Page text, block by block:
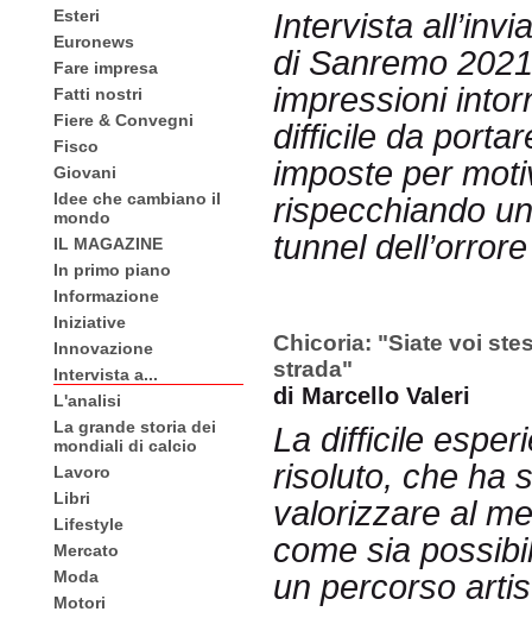
Esteri
Euronews
Fare impresa
Fatti nostri
Fiere & Convegni
Fisco
Giovani
Idee che cambiano il
mondo
IL MAGAZINE
In primo piano
Informazione
Iniziative
Innovazione
Intervista a...
L'analisi
La grande storia dei
mondiali di calcio
Lavoro
Libri
Lifestyle
Mercato
Moda
Motori
Intervista
di Sanremo
impressioni
difficile da
imposte per
rispecchiando
tunnel
Chicoria: "Siate voi
strada"
di Marcello Valeri
La difficile
risoluto, che ha
valorizzare al
come sia
un percorso